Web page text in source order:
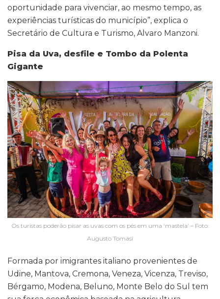
oportunidade para vivenciar, ao mesmo tempo, as
experiências turísticas do município”, explica o
Secretário de Cultura e Turismo, Alvaro Manzoni.
Pisa da Uva, desfile e Tombo da Polenta
Gigante
Os turistas poderão pisar as uvas com os pés em uma ‘mastela’ – Foto:
Augusto Tomasi
Formada por imigrantes italiano provenientes de
Udine, Mantova, Cremona, Veneza, Vicenza, Treviso,
Bérgamo, Modena, Beluno, Monte Belo do Sul tem